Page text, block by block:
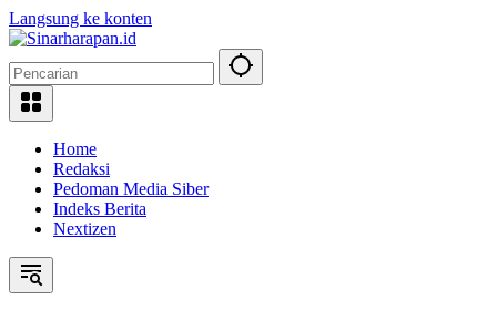
Langsung ke konten
Home
Redaksi
Pedoman Media Siber
Indeks Berita
Nextizen